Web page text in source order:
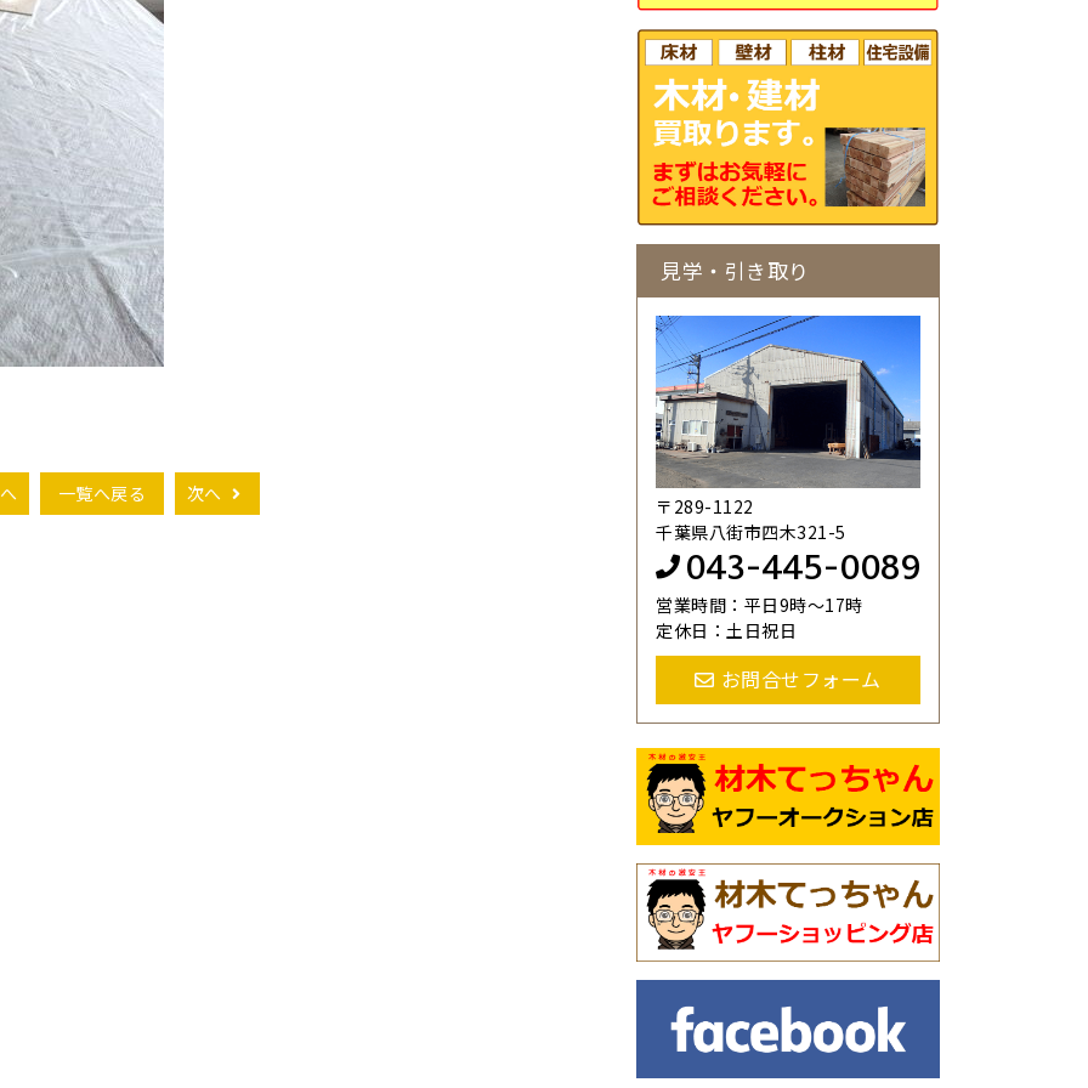
一覧へ戻る 次へ
見学・引き取り
〒289-1122
千葉県八街市四木321-5
043-445-0089
営業時間：平日9時～17時
定休日：土日祝日
お問合せフォーム